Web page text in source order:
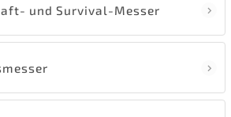
und Survival-Messer